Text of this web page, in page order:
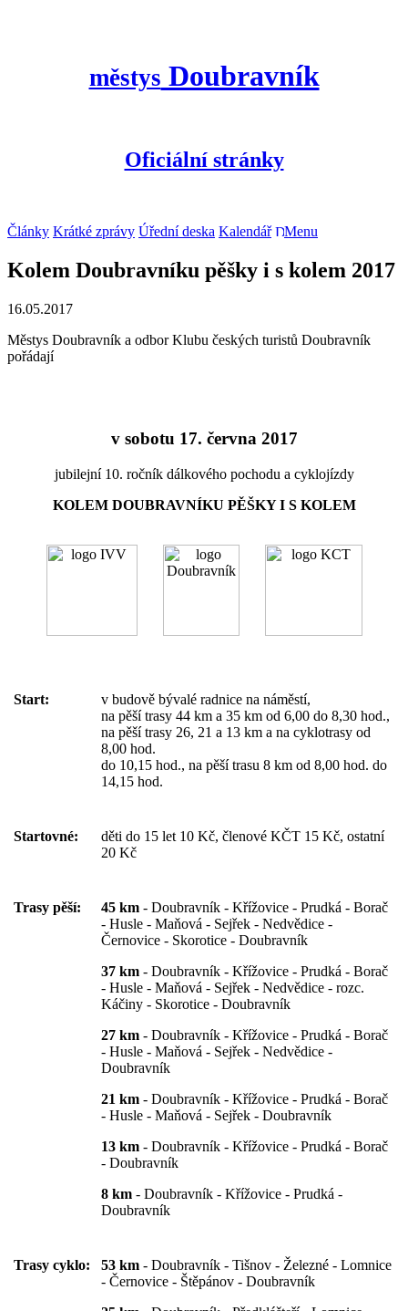
městys Doubravník
Oficiální stránky
Články Krátké zprávy Úřední deska Kalendář Menu
Kolem Doubravníku pěšky i s kolem 2017
16.05.2017
Městys Doubravník a odbor Klubu českých turistů Doubravník
pořádají
v sobotu 17. června 2017
jubilejní 10. ročník dálkového pochodu a cyklojízdy
KOLEM DOUBRAVNÍKU PĚŠKY I S KOLEM
Start:
v budově bývalé radnice na náměstí,
na pěší trasy 44 km a 35 km od 6,00 do 8,30 hod.,
na pěší trasy 26, 21 a 13 km a na cyklotrasy od
8,00 hod.
do 10,15 hod., na pěší trasu 8 km od 8,00 hod. do
14,15 hod.
Startovné:
děti do 15 let 10 Kč, členové KČT 15 Kč, ostatní
20 Kč
Trasy pěší: 45 km - Doubravník - Křížovice - Prudká - Borač
- Husle - Maňová - Sejřek - Nedvědice -
Černovice - Skorotice - Doubravník
37 km - Doubravník - Křížovice - Prudká - Borač
- Husle - Maňová - Sejřek - Nedvědice - rozc.
Káčiny - Skorotice - Doubravník
27 km - Doubravník - Křížovice - Prudká - Borač
- Husle - Maňová - Sejřek - Nedvědice -
Doubravník
21 km - Doubravník - Křížovice - Prudká - Borač
- Husle - Maňová - Sejřek - Doubravník
13 km - Doubravník - Křížovice - Prudká - Borač
- Doubravník
8 km - Doubravník - Křížovice - Prudká -
Doubravník
Trasy cyklo: 53 km - Doubravník - Tišnov - Železné - Lomnice
- Černovice - Štěpánov - Doubravník